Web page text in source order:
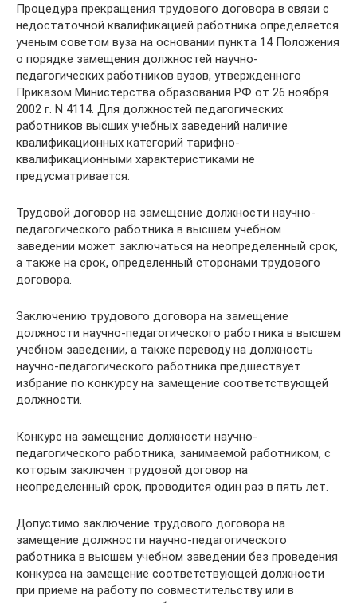
Процедура прекращения трудового договора в связи с
недостаточной квалификацией работника определяется
ученым советом вуза на основании пункта 14 Положения
о порядке замещения должностей научно-
педагогических работников вузов, утвержденного
Приказом Министерства образования РФ от 26 ноября
2002 г. N 4114. Для должностей педагогических
работников высших учебных заведений наличие
квалификационных категорий тарифно-
квалификационными характеристиками не
предусматривается.
Трудовой договор на замещение должности научно-
педагогического работника в высшем учебном
заведении может заключаться на неопределенный срок,
а также на срок, определенный сторонами трудового
договора.
Заключению трудового договора на замещение
должности научно-педагогического работника в высшем
учебном заведении, а также переводу на должность
научно-педагогического работника предшествует
избрание по конкурсу на замещение соответствующей
должности.
Конкурс на замещение должности научно-
педагогического работника, занимаемой работником, с
которым заключен трудовой договор на
неопределенный срок, проводится один раз в пять лет.
Допустимо заключение трудового договора на
замещение должности научно-педагогического
работника в высшем учебном заведении без проведения
конкурса на замещение соответствующей должности
при приеме на работу по совместительству или в